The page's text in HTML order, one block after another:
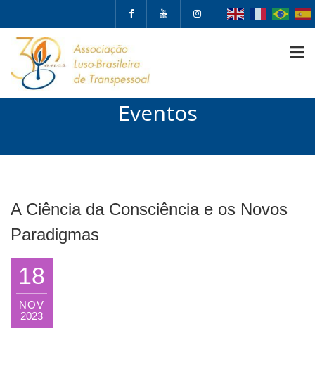
Eventos
A Ciência da Consciência e os Novos
Paradigmas
18
NOV
2023